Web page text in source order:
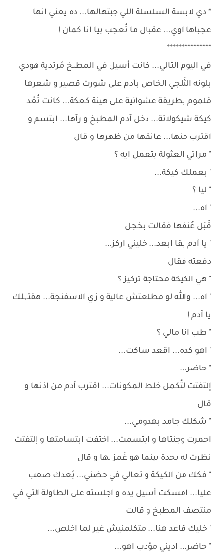
* دي لابسة السلسلة اللي جبتهالها... ده يعني انها
عجباها اوي... عقبال ما تُعجب بيا انا كمان !
***************
في اليوم التالي... كانت أسيل في المطبخ مُرتدية هودي
بلونه الثَلجي الخاص بآدم على شورت قصير و شعرها
مَلموم بطريقة عشوائية على هيئة كعكة... كانت تُعٌد
كيكة شيكولاتة... دخل آدم المطبخ و رآها... ابتسم و
اقترب منها... عانقها من ظهرها و قال
" مراتي العثولة بتعمل ايه ؟
' بعملك كيكة...
" ليا ؟
' اه...
قَبَل عُنقها فقالت بخجل
' يا آدم بقا ابعد... خليني اركز...
دفعته فقال
" هي الكيكة محتاجة تركيز ؟
' اه... والله لو مطلعتش عالية و زي الاسفنجة... هقتـ,ـلك
يا آدم !
" طب انا مالي ؟
' اهو كده... اقعد ساكت...
" حاضر...
إلتفتت لتُكمل خلط المكونات... اقترب آدم من اذنها و
قال
" شكلك جامد بهدومي...
احمرت وجنتاها و ابتسمت... اختفت ابتسامتها و إلتفتت
نظرت له بحِدة بينما هو غَمز لها و قال
" فكك من الكيكة و تعالي في حضني... بُعدك صعب
عليا... امسكت أسيل يده و اجلسته على الطاولة التي في
منتصف المطبخ و قالت
' خليك قاعد هنا... متكلمنيش غير لما اخلص...
" حاضر... اديني مؤدب اهو...